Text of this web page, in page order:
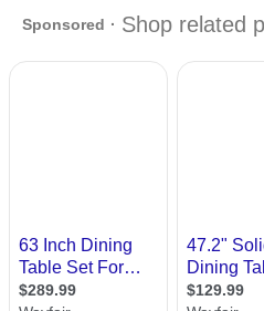
ま買取強化中！◇ 地域No.1の買取...